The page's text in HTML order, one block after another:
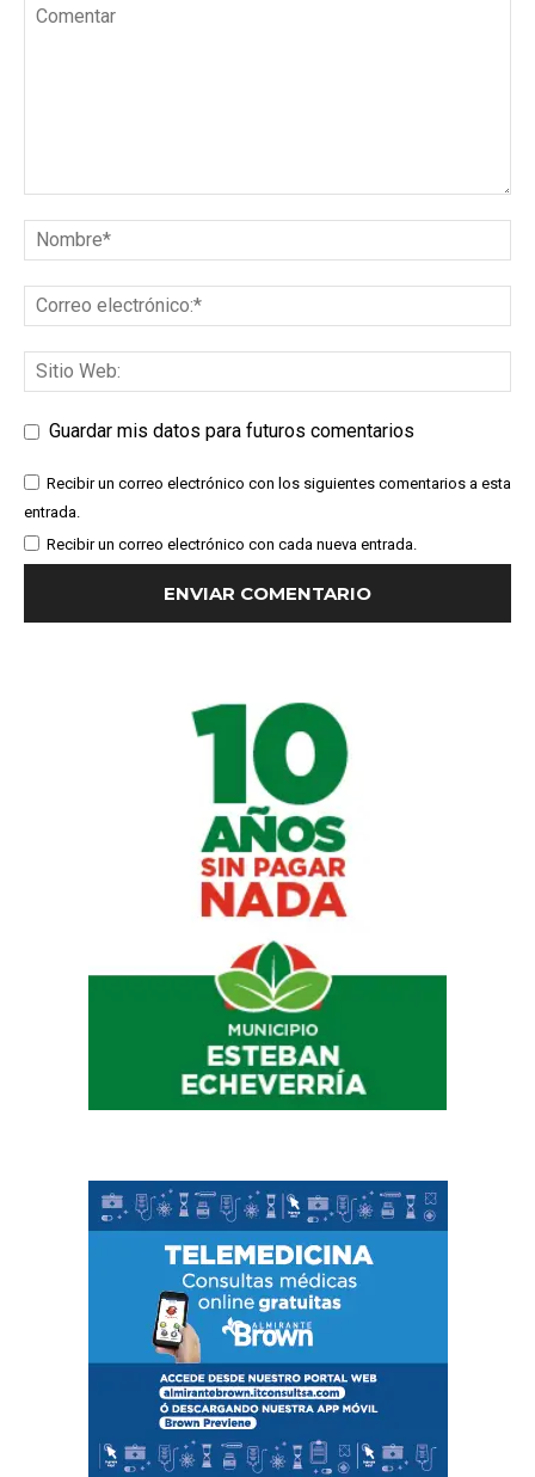
Guardar mis datos para futuros comentarios
Recibir un correo electrónico con los siguientes comentarios a esta
entrada.
Recibir un correo electrónico con cada nueva entrada.